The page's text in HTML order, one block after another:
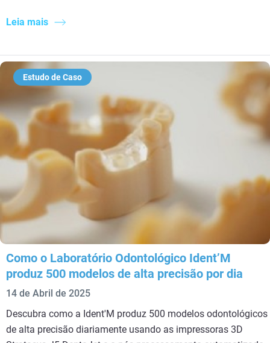
Leia mais
Estudo de Caso
Como o Laboratório Odontológico Ident’M
produz 500 modelos de alta precisão por dia
14 de Abril de 2025
Descubra como a Ident'M produz 500 modelos odontológicos
de alta precisão diariamente usando as impressoras 3D